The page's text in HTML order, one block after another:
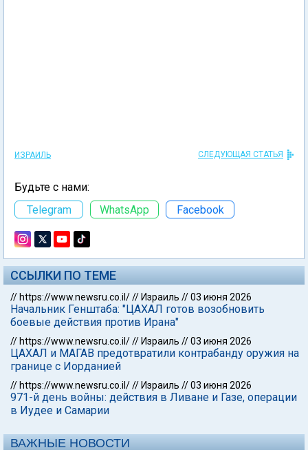
ИЗРАИЛЬ СЛЕДУЮЩАЯ СТАТЬЯ
Будьте с нами:
Telegram
WhatsApp Facebook
ССЫЛКИ ПО ТЕМЕ
// https://www.newsru.co.il/// Израиль //03 июня 2026
Начальник Генштаба: "ЦАХАЛ готов возобновить
боевые действия против Ирана"
// https://www.newsru.co.il/// Израиль //03 июня 2026
ЦАХАЛ и МАГАВ предотвратили контрабанду оружия на
границе с Иорданией
// https://www.newsru.co.il/// Израиль //03 июня 2026
971-й день войны: действия в Ливане и Газе, операции
в Иудее и Самарии
ВАЖНЫЕ НОВОСТИ